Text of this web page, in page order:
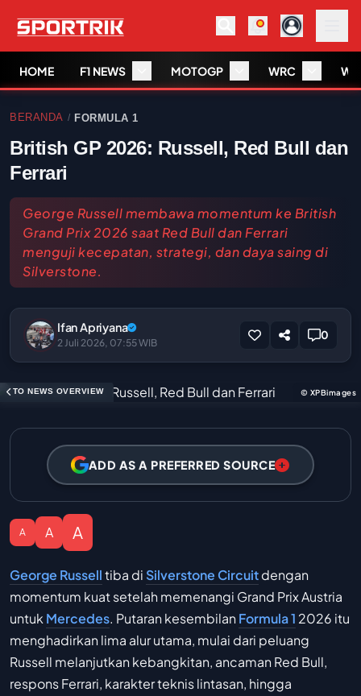
HOME F1 NEWS MOTOGP WRC
BERANDA / FORMULA 1
British GP 2026: Russell, Red Bull dan
Ferrari
George Russell membawa momentum ke British
Grand Prix 2026 saat Red Bull dan Ferrari
menguji kecepatan, strategi, dan daya saing di
Silverstone.
Ifan Apriyana
2 Juli 2026, 07:55 WIB
0
TO NEWS OVERVIEW © XPBimages
ADD AS A PREFERRED SOURCE
A A A
George Russelltiba di Silverstone Circuitdengan
momentum kuat setelah memenangi Grand Prix Austria
untuk Mercedes. Putaran kesembilanFormula 1 2026 itu
menghadirkan lima alur utama, mulai dari peluang
Russell melanjutkan kebangkitan, ancaman Red Bull,
respons Ferrari, karakter teknis lintasan, hingga